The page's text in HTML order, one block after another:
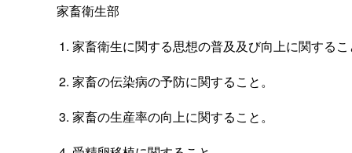
家畜衛生部
家畜衛生に関する思想の普及及び向上に関するこ
家畜の伝染病の予防に関すること。
家畜の生産率の向上に関すること。